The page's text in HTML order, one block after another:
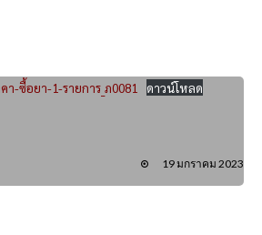
-ซื้อยา-1-รายการ_ภ0081 ดาวน์โหลด
19 มกราคม 2023